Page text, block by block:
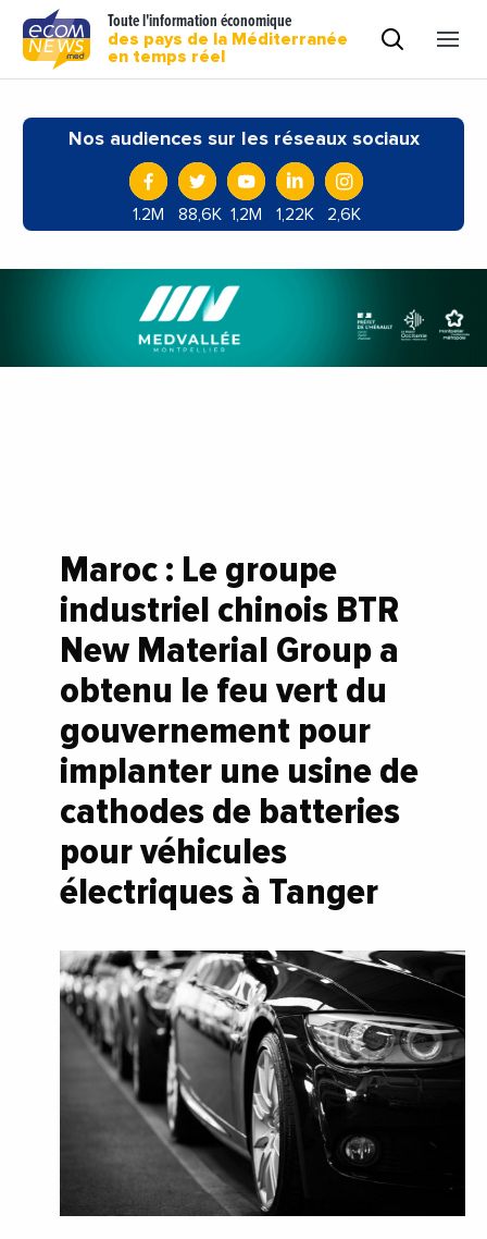
Toute l'information économique
des pays de la Méditerranée
en temps réel
Nos audiences sur les réseaux sociaux
1.2M 88,6K 1,2M 1,22K 2,6K
Maroc : Le groupe
industriel chinois BTR
New Material Group a
obtenu le feu vert du
gouvernement pour
implanter une usine de
cathodes de batteries
pour véhicules
électriques à Tanger